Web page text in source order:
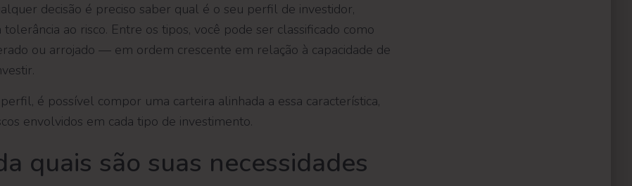
decisão é preciso saber qual é o seu perfil de investidor,
tolerância ao risco. Entre os tipos, você pode ser classificado como
ou arrojado — em ordem crescente em relação à capacidade de
é possível compor uma carteira alinhada a essa característica,
envolvidos em cada tipo de investimento.
quais são suas necessidades